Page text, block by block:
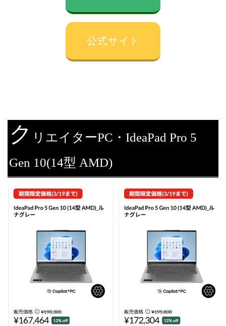
公式サイト
ク リエイターPC・IdeaPad Pro 5
Gen 10(14型 AMD)